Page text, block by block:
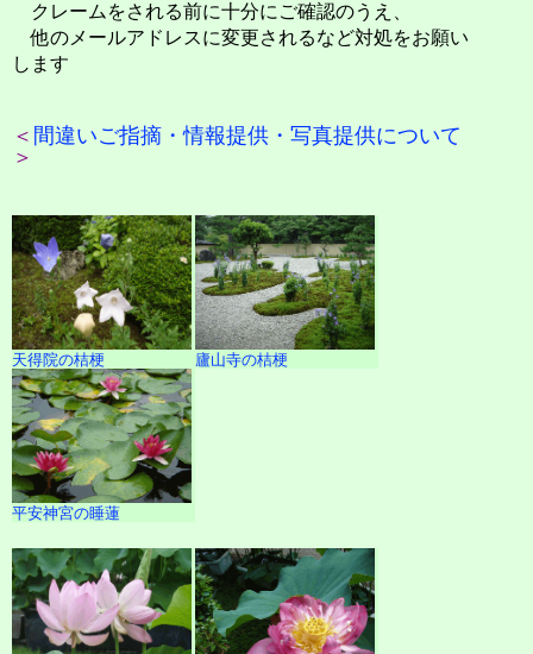
クレームをされる前に十分にご確認のうえ、
他のメールアドレスに変更されるなど対処をお願い
します
＜ 間違いご指摘・情報提供・写真提供について
＞
天得院の桔梗 廬山寺の桔梗
平安神宮の睡蓮